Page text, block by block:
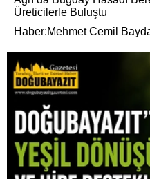
Üreticilerle Buluştu
Haber:Mehmet Cemil